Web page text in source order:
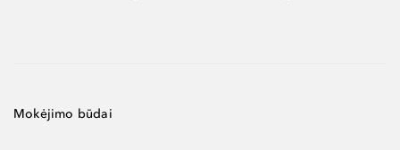
Mokėjimo būdai